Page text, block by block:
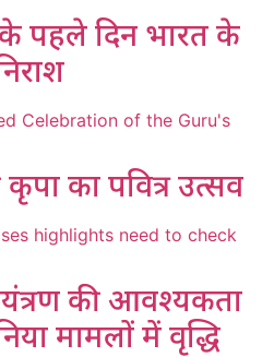
पहले दिन भारत के
का पवित्र उत्सव
की आवश्यकता
मामलों में वृद्धि